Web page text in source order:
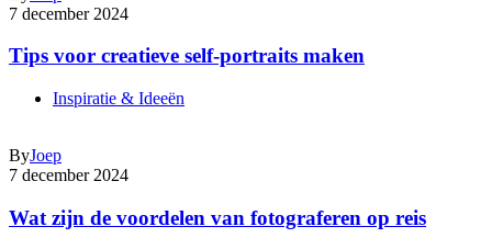
7 december 2024
Tips voor creatieve self-portraits maken
Inspiratie & Ideeën
ByJoep
7 december 2024
Wat zijn de voordelen van fotograferen op reis